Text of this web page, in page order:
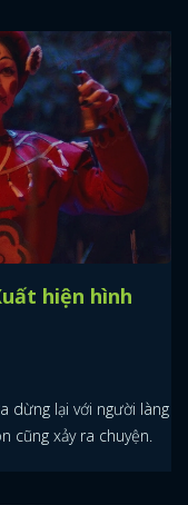
hiện hình
dừng lại với người làng
cũng xảy ra chuyện.